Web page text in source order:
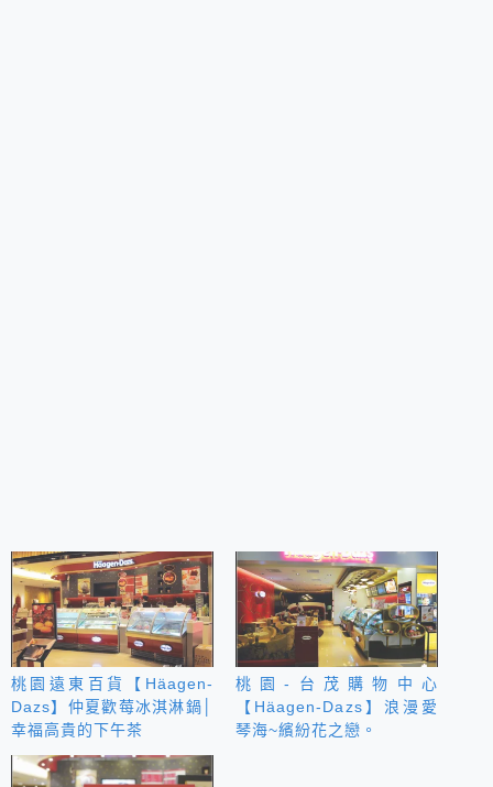
桃園遠東百貨【Häagen-
Dazs】仲夏歡莓冰淇淋鍋│
幸福高貴的下午茶
桃園-台茂購物中心
【Häagen-Dazs】浪漫愛
琴海~繽紛花之戀。